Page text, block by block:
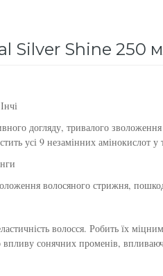
Silver Shine 250
догляду, тривалого
усі 9 незамінних амінокислот
волосяного стрижня,
волосся. Робить їх
впливу сонячних променів,